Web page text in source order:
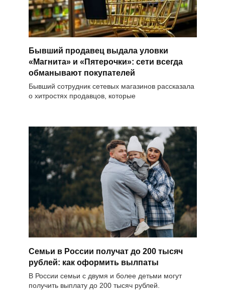
Бывший продавец выдала уловки
«Магнита» и «Пятерочки»: сети всегда
обманывают покупателей
Бывший сотрудник сетевых магазинов рассказала
о хитростях продавцов, которые
Семьи в России получат до 200 тысяч
рублей: как оформить вылпаты
В России семьи с двумя и более детьми могут
получить выплату до 200 тысяч рублей.